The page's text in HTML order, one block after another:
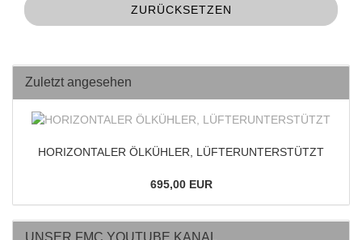
ZURÜCKSETZEN
Zuletzt angesehen
HORIZONTALER ÖLKÜHLER, LÜFTERUNTERSTÜTZT
695,00 EUR